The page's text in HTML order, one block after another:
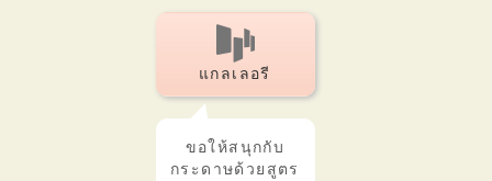
แกลเลอรี
ขอให้สนุกกับ
กระดาษด้วยสูตร